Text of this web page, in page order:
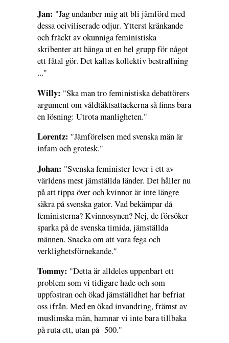
Jan: "Jag undanber mig att bli jämförd med
dessa ociviliserade odjur. Ytterst kränkande
och fräckt av okunniga feministiska
skribenter att hänga ut en hel grupp för något
ett fåtal gör. Det kallas kollektiv bestraffning
..."
Willy: "Ska man tro feministiska debattörers
argument om våldtäktsattackerna så finns bara
en lösning: Utrota manligheten."
Lorentz: "Jämförelsen med svenska män är
infam och grotesk."
Johan: "Svenska feminister lever i ett av
världens mest jämställda länder. Det håller nu
på att tippa över och kvinnor är inte längre
säkra på svenska gator. Vad bekämpar då
feministerna? Kvinnosynen? Nej, de försöker
sparka på de svenska timida, jämställda
männen. Snacka om att vara fega och
verklighetsförnekande."
Tommy: "Detta är alldeles uppenbart ett
problem som vi tidigare hade och som
uppfostran och ökad jämställdhet har befriat
oss ifrån. Med en ökad invandring, främst av
muslimska män, hamnar vi inte bara tillbaka
på ruta ett, utan på -500."